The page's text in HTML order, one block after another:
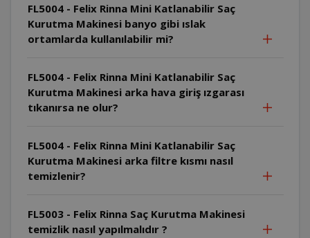
FL5004 - Felix Rinna Mini Katlanabilir Saç
Kurutma Makinesi banyo gibi ıslak
ortamlarda kullanılabilir mi?
FL5004 - Felix Rinna Mini Katlanabilir Saç
Kurutma Makinesi arka hava giriş ızgarası
tıkanırsa ne olur?
FL5004 - Felix Rinna Mini Katlanabilir Saç
Kurutma Makinesi arka filtre kısmı nasıl
temizlenir?
FL5003 - Felix Rinna Saç Kurutma Makinesi
temizlik nasıl yapılmalıdır ?